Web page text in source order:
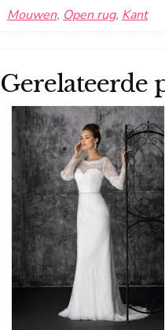
Mouwen, Open rug, Kant
Gerelateerde